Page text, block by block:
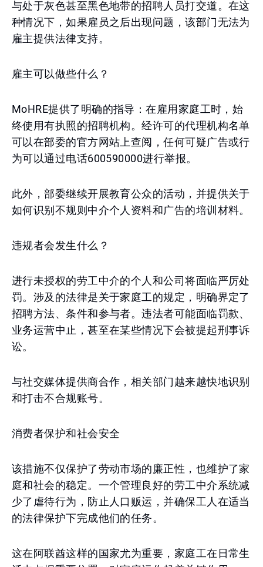
与处于灰色甚至黑色地带的招聘人员打交道。在这
种情况下，如果雇员之后出现问题，该部门无法为
雇主提供法律支持。
雇主可以做些什么？
MoHRE提供了明确的指导：在雇用家庭工时，始
终使用有执照的招聘机构。经许可的代理机构名单
可以在部委的官方网站上查阅，任何可疑广告或行
为可以通过电话600590000进行举报。
此外，部委继续开展教育公众的活动，并提供关于
如何识别不规则中介个人资料和广告的培训材料。
违规者会发生什么？
进行未授权的劳工中介的个人和公司将面临严厉处
罚。涉及的法律是关于家庭工的规定，明确界定了
招聘方法、条件和参与者。违法者可能面临罚款、
业务运营中止，甚至在某些情况下会被提起刑事诉
讼。
与社交媒体提供商合作，相关部门越来越快地识别
和打击不合规账号。
消费者保护和社会安全
该措施不仅保护了劳动市场的廉正性，也维护了家
庭和社会的稳定。一个管理良好的劳工中介系统减
少了虐待行为，防止人口贩运，并确保工人在适当
的法律保护下完成他们的任务。
这在阿联酋这样的国家尤为重要，家庭工在日常生